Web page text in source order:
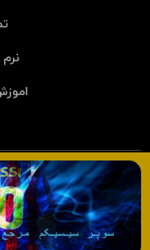
نرم